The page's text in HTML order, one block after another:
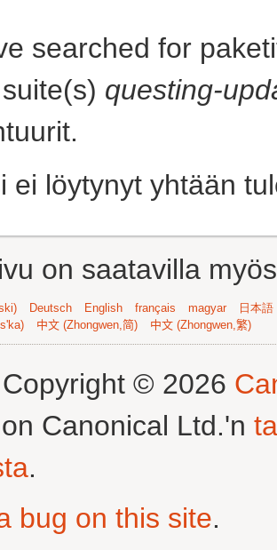
searched for
questing-
ei löytynyt yhtään
on saatavilla
Deutsch English français magyar
日本
中文 (Zhongwen,简) 中文 (Zhongwen,繁)
© 2026
Canonical Ltd.'n
.
bug on this site.